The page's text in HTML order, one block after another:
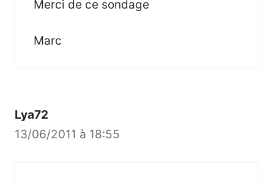
Merci de ce sondage
Marc
Lya72
13/06/2011 à 18:55